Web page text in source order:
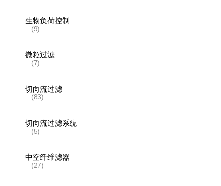
生物负荷控制
(9)
微粒过滤
(7)
切向流过滤
(83)
切向流过滤系统
(5)
中空纤维滤器
(27)